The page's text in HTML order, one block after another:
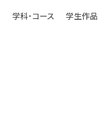
学科･コース 学生作品